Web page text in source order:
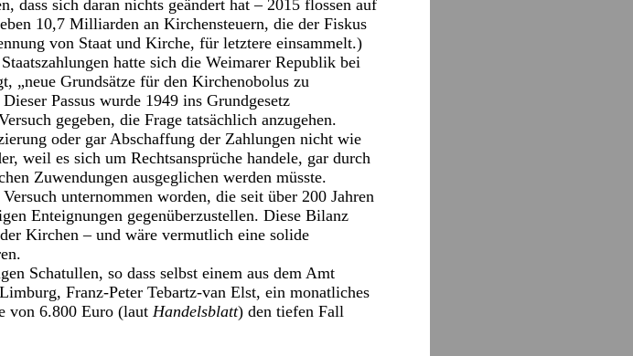
dass sich daran nichts geändert hat – 2015 flossen auf
10,7 Milliarden an Kirchensteuern, die der Fiskus
von Staat und Kirche, für letztere einsammelt.)
hatte sich die Weimarer Republik bei
„neue Grundsätze für den Kirchenobolus zu
Passus wurde 1949 ins Grundgesetz
gegeben, die Frage tatsächlich anzugehen.
oder gar Abschaffung der Zahlungen nicht wie
weil es sich um Rechtsansprüche handele, gar durch
Zuwendungen ausgeglichen werden müsste.
unternommen worden, die seit über 200 Jahren
Enteignungen gegenüberzustellen. Diese Bilanz
Kirchen – und wäre vermutlich eine solide
Schatullen, so dass selbst einem aus dem Amt
Franz-Peter Tebartz-van Elst, ein monatliches
von 6.800 Euro (laut Handelsblatt) den tiefen Fall